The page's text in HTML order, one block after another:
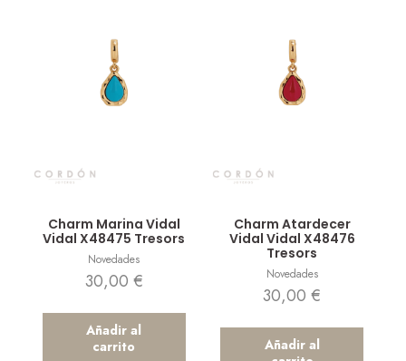
Charm Marina Vidal
Vidal X48475 Tresors
Novedades
30,00 €
Añadir al
carrito
Charm Atardecer
Vidal Vidal X48476
Tresors
Novedades
30,00€
Añadir al